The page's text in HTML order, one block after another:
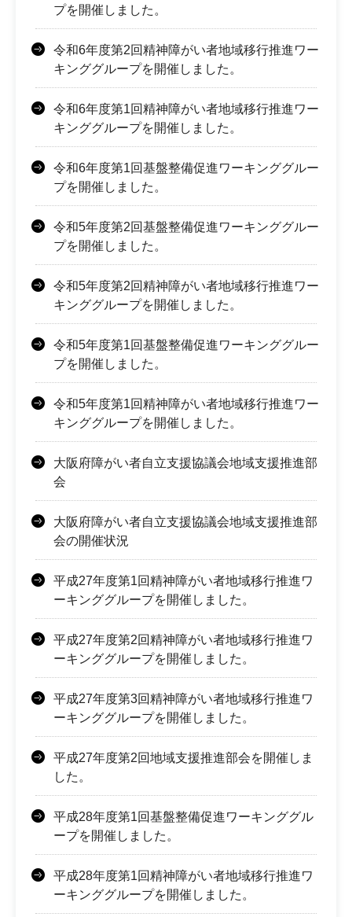
プを開催しました。
令和6年度第2回精神障がい者地域移行推進ワー
キンググループを開催しました。
令和6年度第1回精神障がい者地域移行推進ワー
キンググループを開催しました。
令和6年度第1回基盤整備促進ワーキンググルー
プを開催しました。
令和5年度第2回基盤整備促進ワーキンググルー
プを開催しました。
令和5年度第2回精神障がい者地域移行推進ワー
キンググループを開催しました。
令和5年度第1回基盤整備促進ワーキンググルー
プを開催しました。
令和5年度第1回精神障がい者地域移行推進ワー
キンググループを開催しました。
大阪府障がい者自立支援協議会地域支援推進部
会
大阪府障がい者自立支援協議会地域支援推進部
会の開催状況
平成27年度第1回精神障がい者地域移行推進ワ
ーキンググループを開催しました。
平成27年度第2回精神障がい者地域移行推進ワ
ーキンググループを開催しました。
平成27年度第3回精神障がい者地域移行推進ワ
ーキンググループを開催しました。
平成27年度第2回地域支援推進部会を開催しま
した。
平成28年度第1回基盤整備促進ワーキンググル
ープを開催しました。
平成28年度第1回精神障がい者地域移行推進ワ
ーキンググループを開催しました。